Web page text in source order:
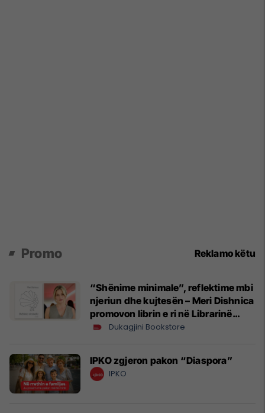
Promo Reklamo këtu
“Shënime minimale”, reflektime mbi
njeriun dhe kujtesën – Meri Dishnica
promovon librin e ri në Librarinë
Dukagjini
Dukagjini Bookstore
IPKO zgjeron pakon “Diaspora”
IPKO